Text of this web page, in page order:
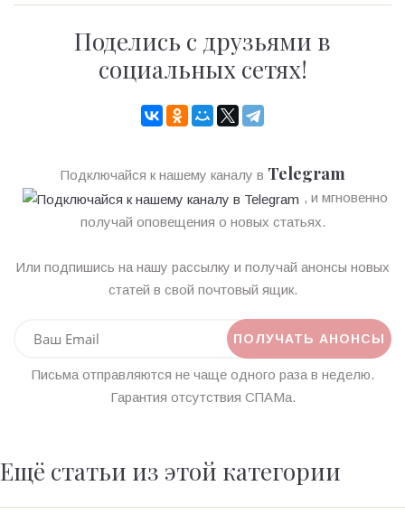
Поделись с друзьями в
социальных сетях!
Подключайся к нашему каналу в Telegram
, и мгновенно
получай оповещения о новых статьях.
Или подпишись на нашу рассылку и получай анонсы новых
статей в свой почтовый ящик.
Письма отправляются не чаще одного раза в неделю.
Гарантия отсутствия СПАМа.
Ещё статьи из этой категории